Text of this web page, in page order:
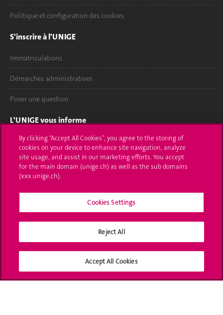
Politique et configuration des cookies
S'inscrire à l'UNIGE
Immatriculations
Démarches administratives
Poser une question
L'UNIGE vous informe
UNIGE Mobile
Médias
Offres d'emploi
Calendrier académique
Médias sociaux UNIGE
By clicking “Accept All Cookies”, you agree to the storing of
cookies on your device to enhance site navigation, analyze
site usage, and assist in our marketing efforts. You accept
for the main domain (unige.ch) as well as the sub domains
(xxx.unige.ch).
Cookies Settings
Reject All
Accept All Cookies